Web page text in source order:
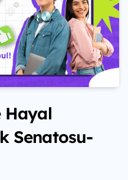
Hayal
Senatosu-